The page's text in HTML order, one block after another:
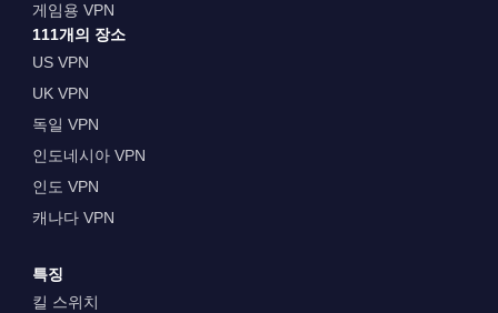
게임용 VPN
111개의 장소
US VPN
UK VPN
독일 VPN
인도네시아 VPN
인도 VPN
캐나다 VPN
특징
킬 스위치